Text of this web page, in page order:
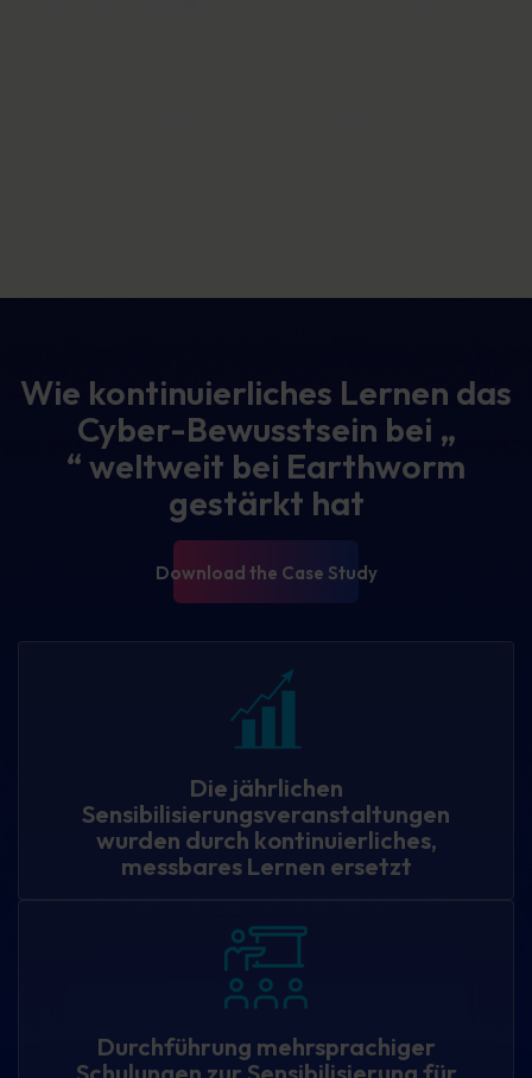
Wie kontinuierliches Lernen das
Cyber-Bewusstsein bei „
“ weltweit bei Earthworm
gestärkt hat
Herunterladen
Die jährlichen
Sensibilisierungsveranstaltungen
wurden durch kontinuierliches,
messbares Lernen ersetzt
Durchführung mehrsprachiger